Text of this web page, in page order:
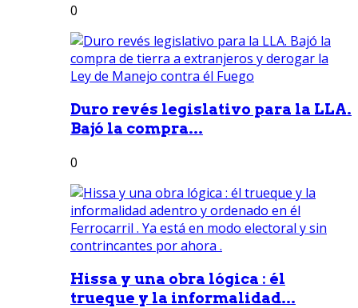
0
Duro revés legislativo para la LLA.
Bajó la compra...
0
Hissa y una obra lógica : él
trueque y la informalidad...